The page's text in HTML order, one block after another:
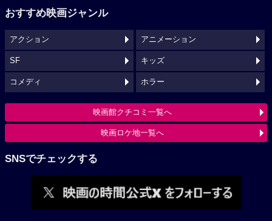
おすすめ映画ジャンル
アクション アニメーション
SF キッズ
コメディ ホラー
映画館クチコミ一覧へ
映画ロケ地一覧へ
SNSでチェックする